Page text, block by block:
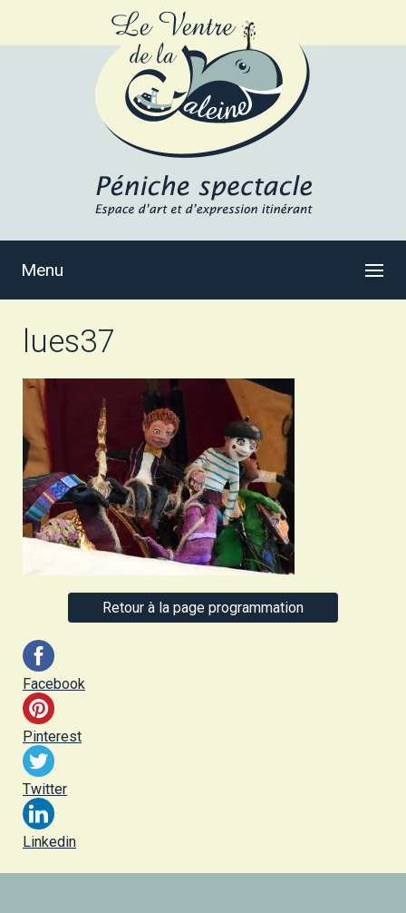
Menu
lues37
Retour à la page programmation
Facebook
Pinterest
Twitter
Linkedin